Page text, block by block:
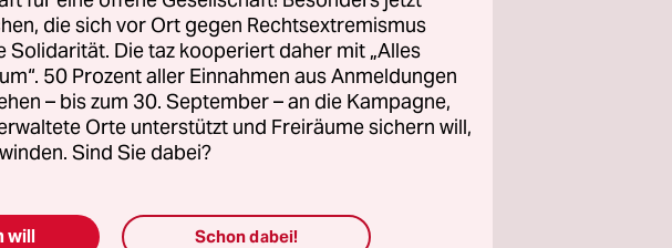
„Bauherren“
Staatssicherheit
einem Mercedes und den
Objekte im Osten an Land
Scouts“. Jetzt heißt eine
Slogan „Kaufen Mieten
die sich vor Ort gegen Rechtsextremismus
Solidarität. Die taz kooperiert daher mit „Alles
50 Prozent aller Einnahmen aus Anmeldungen
– bis zum 30. September – an die Kampagne,
Orte unterstützt und Freiräume sichern will,
Sind Sie dabei?
will Schon dabei!